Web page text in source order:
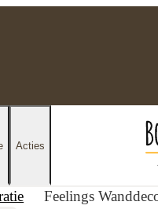
Acties
Feelings